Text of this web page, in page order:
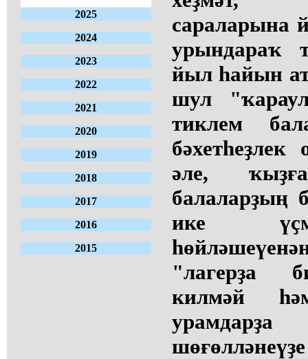
2025
2024
2023
2022
2021
2020
2019
2018
2017
2016
2015
сараларына
урындараҡ
йыл һайын
шул
тиклем
әле,
балаларҙың
ике
"лагерҙа
килмәй
урамдарҙа